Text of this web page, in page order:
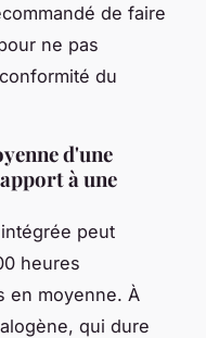
de faire
ne pas
du
d'une
à une
peut
heures
en moyenne. À
qui dure